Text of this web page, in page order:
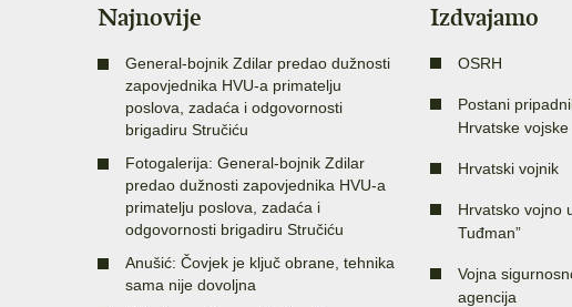
Najnovije
General-bojnik Zdilar predao dužnosti
zapovjednika HVU-a primatelju
poslova, zadaća i odgovornosti
brigadiru Stručiću
Fotogalerija: General-bojnik Zdilar
predao dužnosti zapovjednika HVU-a
primatelju poslova, zadaća i
odgovornosti brigadiru Stručiću
Anušić: Čovjek je ključ obrane, tehnika
sama nije dovoljna
Izdvajamo
OSRH
Postani
Hrvatske vojske
Hrvatski vojnik
Hrvatsko vojno
Tuđman”
Vojna
agencija